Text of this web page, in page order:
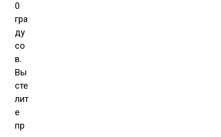
0
гра
ду
со
в.
Вы
сте
лит
е
пр